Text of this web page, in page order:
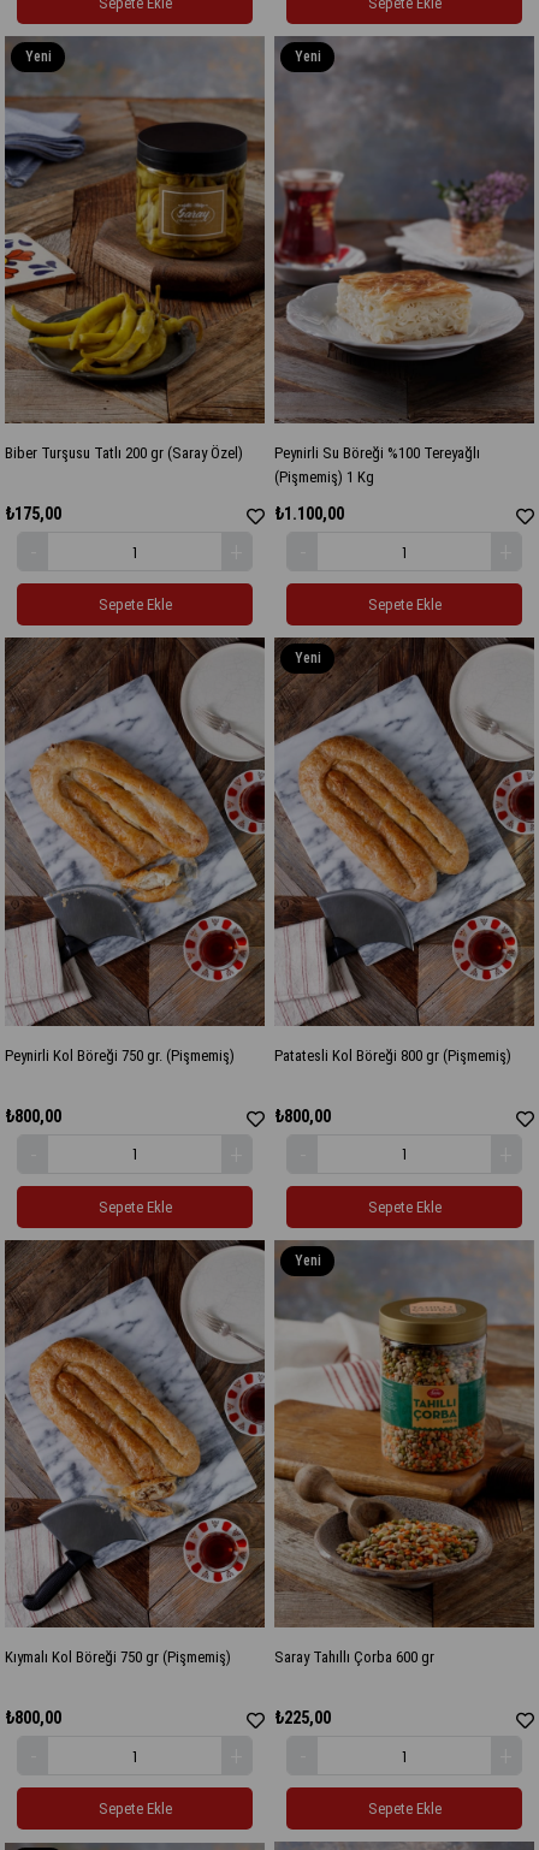
Biber Turşusu Tatlı 200 gr (Saray Özel)
₺175,00
Yeni
Sepete Ekle
Peynirli Su Böreği %100 Tereyağlı
(Pişmemiş) 1 Kg
₺1.100,00
Yeni
Sepete Ekle
Peynirli Kol Böreği 750 gr. (Pişmemiş)
₺800,00
Sepete Ekle
Patatesli Kol Böreği 800 gr (Pişmemiş)
₺800,00
Yeni
Ürün
Sepete Ekle
Kıymalı Kol Böreği 750 gr (Pişmemiş)
₺800,00
Sepete Ekle
Saray Tahıllı Çorba 600 gr
₺225,00
Yeni
Sepete Ekle